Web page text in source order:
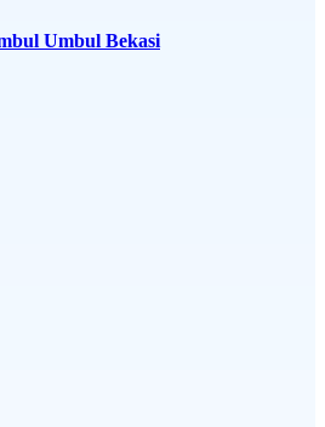
Umbul Bekasi